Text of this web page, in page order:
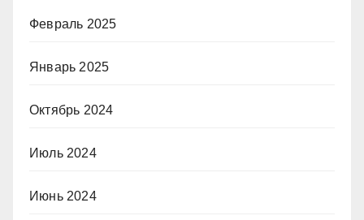
Февраль 2025
Январь 2025
Октябрь 2024
Июль 2024
Июнь 2024